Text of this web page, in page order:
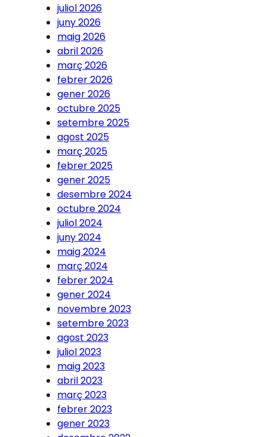
juliol 2026
juny 2026
maig 2026
abril 2026
març 2026
febrer 2026
gener 2026
octubre 2025
setembre 2025
agost 2025
març 2025
febrer 2025
gener 2025
desembre 2024
octubre 2024
juliol 2024
juny 2024
maig 2024
març 2024
febrer 2024
gener 2024
novembre 2023
setembre 2023
agost 2023
juliol 2023
maig 2023
abril 2023
març 2023
febrer 2023
gener 2023